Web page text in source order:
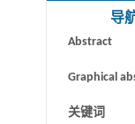
导
Abstract
Graphical
关键词